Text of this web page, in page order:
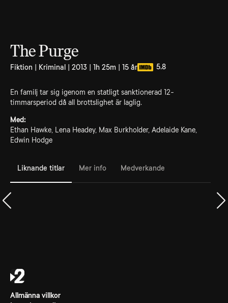
The Purge
Fiktion | Kriminal | 2013 | 1h 25m | 15 år 5.8
En familj tar sig igenom en statligt sanktionerad 12-
timmarsperiod då all brottslighet är laglig.
Med:
Ethan Hawke, Lena Headey, Max Burkholder, Adelaide Kane,
Edwin Hodge
Liknande titlar Mer info Medverkande
Allmänna villkor